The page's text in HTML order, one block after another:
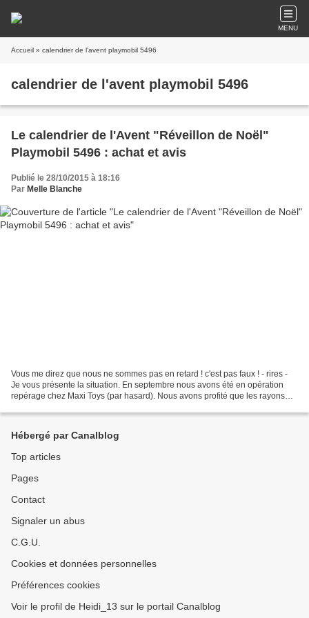
MENU
Accueil » calendrier de l'avent playmobil 5496
calendrier de l'avent playmobil 5496
Le calendrier de l'Avent "Réveillon de Noël"
Playmobil 5496 : achat et avis
Publié le 28/10/2015 à 18:16
Par Melle Blanche
Vous me direz que nous ne sommes pas en retard ! c'est pas faux ! - rires -
Je vous présente la situation. En septembre nous avons été en opération
repérage chez Maxi Toys (par hasard). Nous avons profité que les rayons
Hébergé par Canalblog
Top articles
Pages
Contact
Signaler un abus
C.G.U.
Cookies et données personnelles
Préférences cookies
Voir le profil de Heidi_13 sur le portail Canalblog